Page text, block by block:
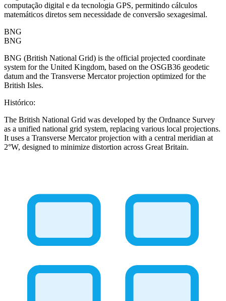
computação digital e da tecnologia GPS, permitindo cálculos
matemáticos diretos sem necessidade de conversão sexagesimal.
BNG
BNG
BNG (British National Grid) is the official projected coordinate
system for the United Kingdom, based on the OSGB36 geodetic
datum and the Transverse Mercator projection optimized for the
British Isles.
Histórico:
The British National Grid was developed by the Ordnance Survey
as a unified national grid system, replacing various local projections.
It uses a Transverse Mercator projection with a central meridian at
2°W, designed to minimize distortion across Great Britain.